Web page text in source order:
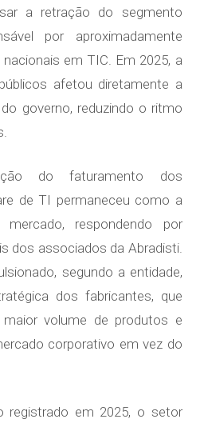
a retração do segmento
por aproximadamente
em TIC. Em 2025, a
afetou diretamente a
governo, reduzindo o ritmo
do faturamento dos
de TI permaneceu como a
respondendo por
dos associados da Abradisti.
segundo a entidade,
dos fabricantes, que
volume de produtos e
corporativo em vez do
registrado em 2025, o setor